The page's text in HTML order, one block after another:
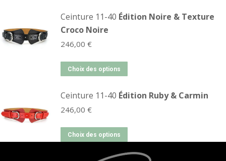
Ceinture 11-40 Édition Noire & Texture
Croco Noire
246,00 €
Choix des options
Ceinture 11-40 Édition Ruby & Carmin
246,00 €
Choix des options